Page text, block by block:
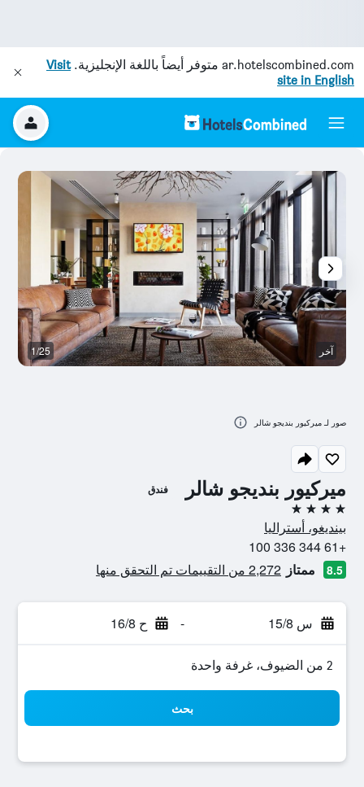
ar.hotelscombined.com متوفر أيضاً باللغة الإنجليزية.Visit
site in English
ميركيور بنديجو شالر فندق
4 نجوم
بينديغو، أستراليا
+61 344 336 100
8.5 ممتاز 2,272 من التقييمات تم التحقق منها
س 15/8 - ح 16/8
2 من الضيوف، غرفة واحدة
بحث
آخر 1/25
صور لـ ميركيور بنديجو شالر